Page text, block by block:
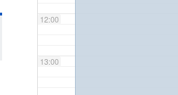
12:00
13:00